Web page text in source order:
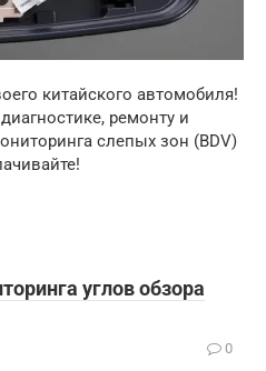
китайского автомобиля!
ремонту и
слепых зон (BDV)
углов обзора
0